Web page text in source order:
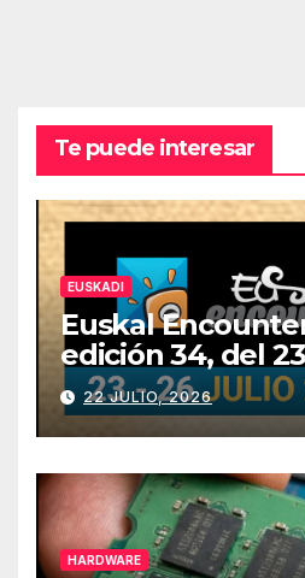
Te puede interesar
EUSKADI
Euskal
edición 34, del
julio
22 JULIO, 2026
HARDWARE